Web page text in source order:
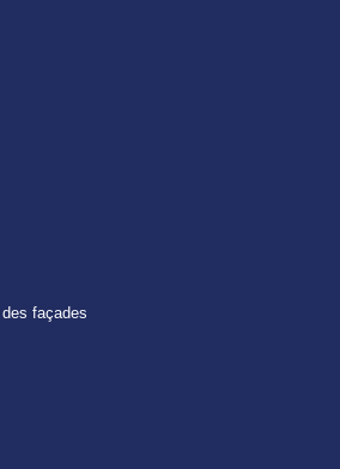
façades